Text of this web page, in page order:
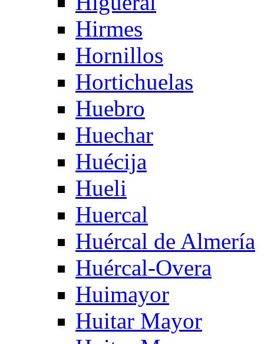
Hirmes
Hornillos
Hortichuelas
Huebro
Huechar
Huécija
Hueli
Huercal
Huércal de Almería
Huércal-Overa
Huimayor
Huitar Mayor